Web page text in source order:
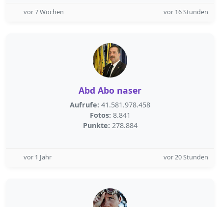
vor 7 Wochen vor 16 Stunden
Abd Abo naser
Aufrufe: 41.581.978.458
Fotos: 8.841
Punkte: 278.884
vor 1 Jahr vor 20 Stunden